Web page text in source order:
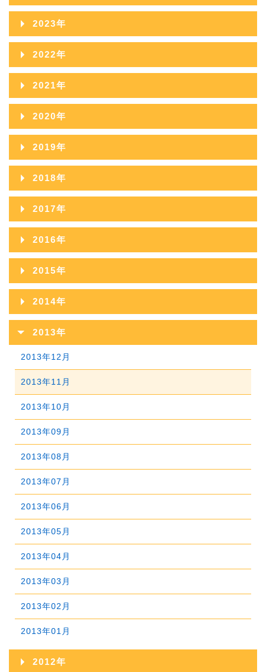
2026年06月
2026年05月
2026年04月
2026年03月
2026年02月
2026年01月
2025年11月
2025年10月
2025年09月
2025年08月
2025年07月
2025年06月
2025年05月
2025年03月
2025年02月
2025年01月
2024年12月
2024年11月
2024年10月
2024年09月
2024年08月
2024年07月
2024年06月
2024年05月
2024年03月
2024年02月
2024年01月
2023年
2023年12月
2023年11月
2023年10月
2023年09月
2023年08月
2023年07月
2023年06月
2023年05月
2023年03月
2023年02月
2023年01月
2022年
2022年12月
2022年11月
2022年10月
2022年09月
2022年08月
2022年07月
2022年06月
2022年05月
2022年03月
2022年02月
2022年01月
2021年
2021年12月
2021年11月
2021年10月
2021年09月
2021年08月
2021年07月
2021年06月
2021年05月
2021年03月
2021年02月
2021年01月
2020年
2020年12月
2020年11月
2020年10月
2020年09月
2020年08月
2020年07月
2020年06月
2020年05月
2019年
2019年12月
2019年11月
2019年10月
2019年09月
2019年08月
2019年07月
2019年06月
2019年05月
2019年04月
2019年03月
2019年02月
2019年01月
2018年
2018年12月
2018年11月
2018年10月
2018年09月
2018年08月
2018年07月
2018年06月
2018年05月
2018年04月
2018年03月
2018年02月
2018年01月
2017年
2017年12月
2017年11月
2017年10月
2017年09月
2017年08月
2017年07月
2017年06月
2017年05月
2017年04月
2017年03月
2017年02月
2017年01月
2016年
2016年12月
2016年11月
2016年10月
2016年09月
2016年08月
2016年07月
2016年06月
2016年05月
2016年04月
2016年03月
2016年02月
2016年01月
2015年
2015年12月
2015年11月
2015年10月
2015年09月
2015年08月
2015年07月
2015年06月
2015年05月
2015年04月
2015年03月
2015年02月
2015年01月
2014年
2014年12月
2014年11月
2014年10月
2014年09月
2014年08月
2014年07月
2014年06月
2014年05月
2014年04月
2014年03月
2014年02月
2014年01月
2013年
2013年12月
2013年11月
2013年10月
2013年09月
2013年08月
2013年07月
2013年06月
2013年05月
2013年04月
2013年03月
2013年02月
2013年01月
2012年